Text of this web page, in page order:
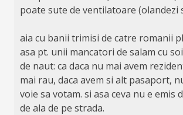
poate sute de ventilatoare (olandezi
aia cu banii trimisi de catre romanii
asa pt. unii mancatori de salam cu
de naut: ca daca nu mai avem
mai rau, daca avem si alt pasaport,
voie sa votam. si asa ceva nu e emis
de ala de pe strada.